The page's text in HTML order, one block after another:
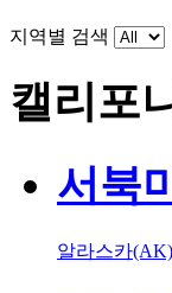
지역별 검색
캘리포
서북
알라스카(AK)